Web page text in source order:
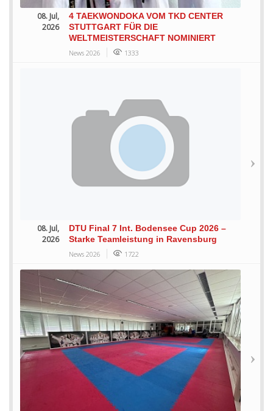
08. Jul,
2026
4 TAEKWONDOKA VOM TKD CENTER
STUTTGART FÜR DIE
WELTMEISTERSCHAFT NOMINIERT
News 2026 1333
08. Jul,
2026
DTU Final 7 Int. Bodensee Cup 2026 –
Starke Teamleistung in Ravensburg
News 2026 1722